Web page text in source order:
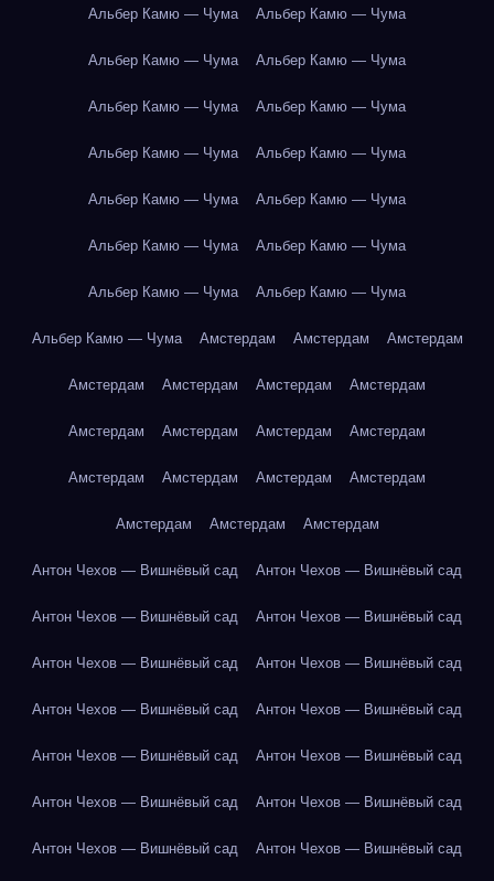
Альбер Камю — Чума Альбер Камю — Чума
Альбер Камю — Чума Альбер Камю — Чума
Альбер Камю — Чума Альбер Камю — Чума
Альбер Камю — Чума Альбер Камю — Чума
Альбер Камю — Чума Альбер Камю — Чума
Альбер Камю — Чума Альбер Камю — Чума
Альбер Камю — Чума Альбер Камю — Чума
Альбер Камю — Чума Амстердам Амстердам Амстердам
Амстердам Амстердам Амстердам Амстердам
Амстердам Амстердам Амстердам Амстердам
Амстердам Амстердам Амстердам Амстердам
Амстердам Амстердам Амстердам
Антон Чехов — Вишнёвый сад Антон Чехов — Вишнёвый сад
Антон Чехов — Вишнёвый сад Антон Чехов — Вишнёвый сад
Антон Чехов — Вишнёвый сад Антон Чехов — Вишнёвый сад
Антон Чехов — Вишнёвый сад Антон Чехов — Вишнёвый сад
Антон Чехов — Вишнёвый сад Антон Чехов — Вишнёвый сад
Антон Чехов — Вишнёвый сад Антон Чехов — Вишнёвый сад
Антон Чехов — Вишнёвый сад Антон Чехов — Вишнёвый сад